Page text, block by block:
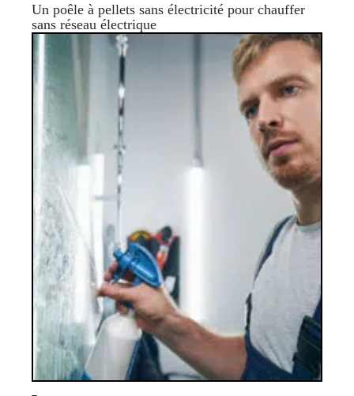
Un poêle à pellets sans électricité pour chauffer
sans réseau électrique